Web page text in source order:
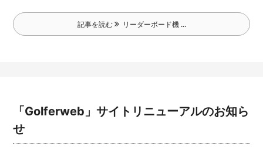
記事を読む リーダーボード機 ...
「Golferweb」サイトリニューアルのお知ら
せ